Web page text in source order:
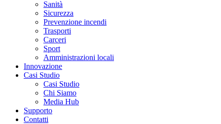
Sanità
Sicurezza
Prevenzione incendi
Trasporti
Carceri
Sport
Amministrazioni locali
Innovazione
Casi Studio
Casi Studio
Chi Siamo
Media Hub
Supporto
Contatti